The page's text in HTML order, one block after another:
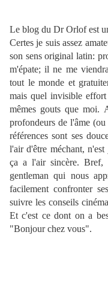
Le blog du Dr Orlof est
Certes je suis assez
son sens original latin:
m'épate; il ne me
tout le monde et
mais quel invisible
mêmes gouts que moi.
profondeurs de l'âme
références sont ses
l'air d'être méchant,
ça a l'air sincère. Bref,
gentleman qui nous
facilement confronter
suivre les conseils
Et c'est ce dont on a
"Bonjour chez vous".